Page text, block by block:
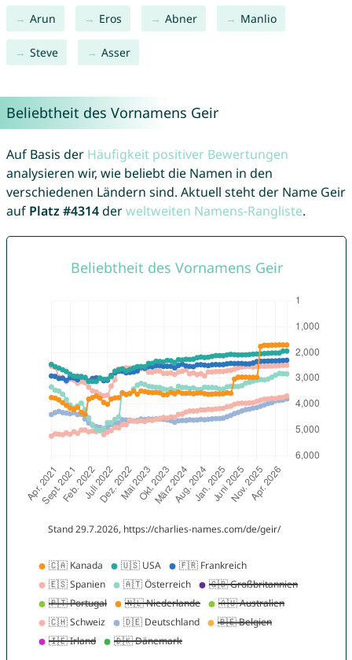
Arun Eros Abner Manlio
Steve Asser
Beliebtheit des Vornamens Geir
Auf Basis der Häufigkeit positiver Bewertungen
analysieren wir, wie beliebt die Namen in den
verschiedenen Ländern sind. Aktuell steht der Name Geir
auf Platz #4314derweltweiten Namens-Rangliste.